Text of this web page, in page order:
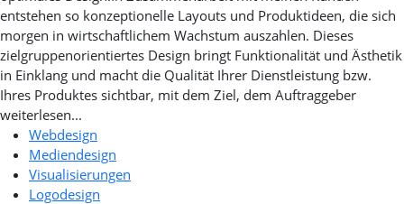
entstehen so konzeptionelle Layouts und Produktideen, die sich
morgen in wirtschaftlichem Wachstum auszahlen. Dieses
zielgruppenorientiertes Design bringt Funktionalität und Ästhetik
in Einklang und macht die Qualität Ihrer Dienstleistung bzw.
Ihres Produktes sichtbar, mit dem Ziel, dem Auftraggeber
weiterlesen...
Webdesign
Mediendesign
Visualisierungen
Logodesign